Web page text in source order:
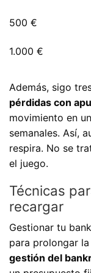
500 €
1.000 €
Además, sigo
pérdidas con
movimiento en
semanales. Así,
respira. No se
el juego.
Técnicas
recargar
Gestionar tu
para prolongar
gestión del